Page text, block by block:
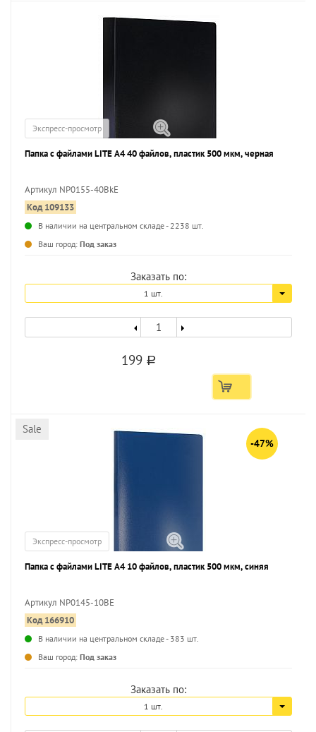
Экспресс-просмотр
Папка с файлами LITE А4 40 файлов, пластик 500 мкм, черная
Артикул NP0155-40BkE
Код 109133
В наличии на центральном складе - 2238 шт.
Ваш город: Под заказ
Заказать по:
1 шт.
199 a
Sale
-47%
Экспресс-просмотр
Папка с файлами LITE А4 10 файлов, пластик 500 мкм, синяя
Артикул NP0145-10BE
Код 166910
В наличии на центральном складе - 383 шт.
Ваш город: Под заказ
Заказать по:
1 шт.